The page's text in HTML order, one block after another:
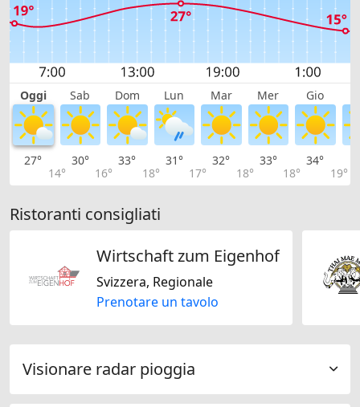
Oggi Sab Dom Lun Mar Mer Gio
27°
14°
30°
16°
33°
18°
31°
17°
32°
18°
33°
18°
34°
19°
Ristoranti consigliati
Wirtschaft zum Eigenhof
Svizzera, Regionale
Prenotare un tavolo
Visionare radar pioggia